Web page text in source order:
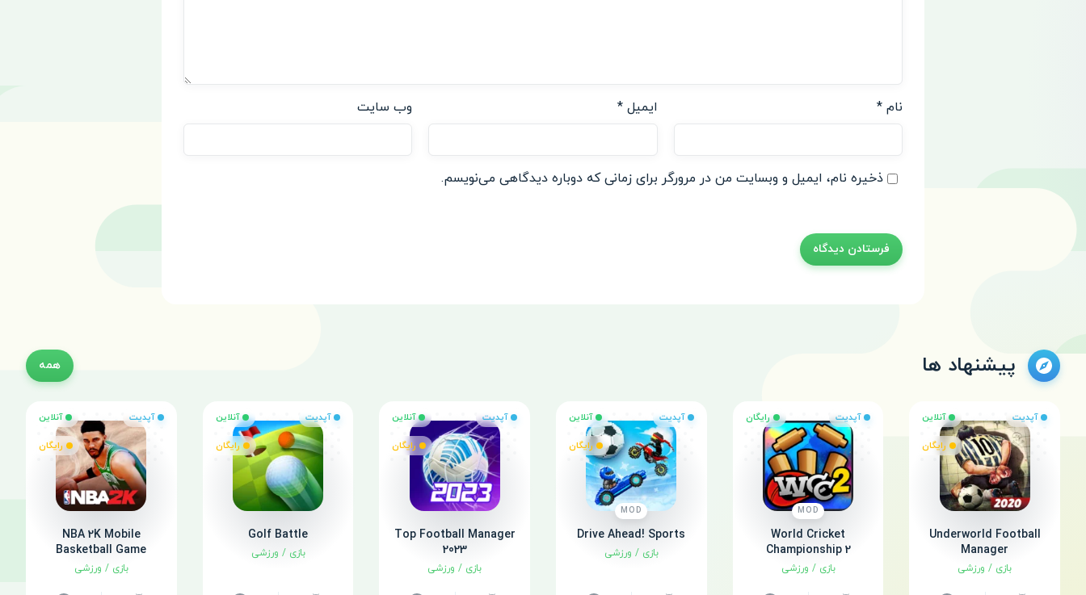
نام * ایمیل* وب‌ سایت
ذخیره نام، ایمیل و وبسایت من در مرورگر برای زمانی که دوباره دیدگاهی می‌نویسم.
پیشنهاد ها همه
آپدیت آنلاین
رایگان
Underworld Football
Manager
بازی / ورزشی
آپدیت رایگان
MOD
World Cricket
Championship 2
بازی / ورزشی
آپدیت آنلاین
رایگان
MOD
Drive Ahead! Sports
بازی / ورزشی
آپدیت آنلاین
رایگان
Top Football Manager
2023
بازی / ورزشی
آپدیت آنلاین
رایگان
Golf Battle
بازی / ورزشی
آپدیت آنلاین
رایگان
NBA 2K Mobile
Basketball Game
بازی / ورزشی